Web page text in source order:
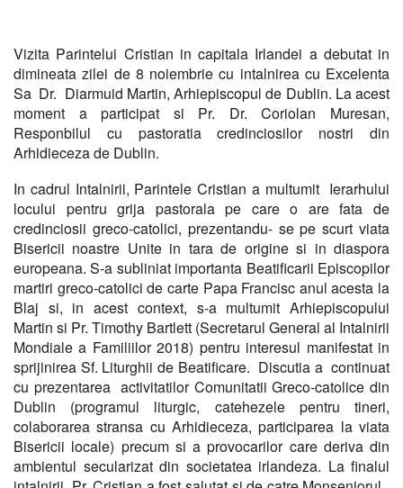
Vizita Parintelui Cristian in capitala Irlandei a debutat in
dimineata zilei de 8 noiembrie cu intalnirea cu Excelenta
Sa Dr. Diarmuid Martin, Arhiepiscopul de Dublin. La acest
moment a participat si Pr. Dr. Coriolan Muresan,
Responbilul cu pastoratia credinciosilor nostri din
Arhidieceza de Dublin.
In cadrul Intalnirii, Parintele Cristian a multumit Ierarhului
locului pentru grija pastorala pe care o are fata de
credinciosii greco-catolici, prezentandu- se pe scurt viata
Bisericii noastre Unite in tara de origine si in diaspora
europeana. S-a subliniat importanta Beatificarii Episcopilor
martiri greco-catolici de carte Papa Francisc anul acesta la
Blaj si, in acest context, s-a multumit Arhiepiscopului
Martin si Pr. Timothy Bartlett (Secretarul General al Intalnirii
Mondiale a Familiilor 2018) pentru interesul manifestat in
sprijinirea Sf. Liturghii de Beatificare. Discutia a continuat
cu prezentarea activitatilor Comunitatii Greco-catolice din
Dublin (programul liturgic, catehezele pentru tineri,
colaborarea stransa cu Arhidieceza, participarea la viata
Bisericii locale) precum si a provocarilor care deriva din
ambientul secularizat din societatea irlandeza. La finalul